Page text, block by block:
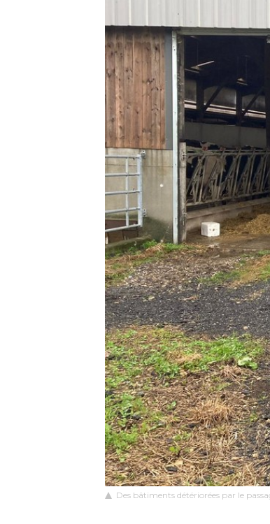
Des bâtiments détériorées par le